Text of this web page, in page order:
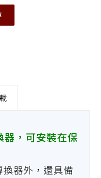
，可安裝在保
器外，還具備